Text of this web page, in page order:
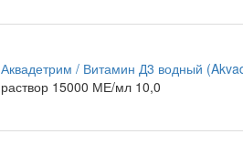
Аквадетрим / Витамин Д3 водный
раствор 15000 МЕ/мл 10,0